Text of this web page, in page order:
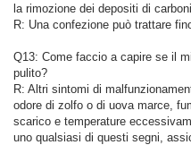
la rimozione dei depositi di
R: Una confezione può trattare
Q13: Come faccio a capire se il
pulito?
R: Altri sintomi di
odore di zolfo o di uova marce,
scarico e temperature
uno qualsiasi di questi segni,